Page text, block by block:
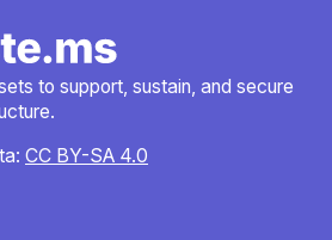
to support, sustain, and secure
CC BY-SA 4.0